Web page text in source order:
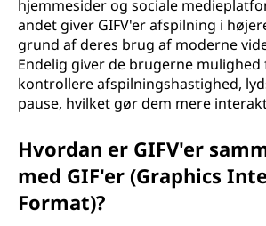
hjemmesider og sociale
andet giver GIFV'er afspilning i
grund af deres brug af moderne
Endelig giver de brugerne
kontrollere afspilningshastighed,
pause, hvilket gør dem mere
Hvordan er GIFV'er
med GIF'er (Graphics
Format)?